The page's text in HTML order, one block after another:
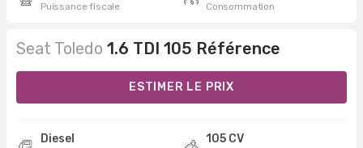
Puissance fiscale Consommation
Seat Toledo 1.6 TDI 105 Référence
ESTIMER LE PRIX
Diesel 105 CV